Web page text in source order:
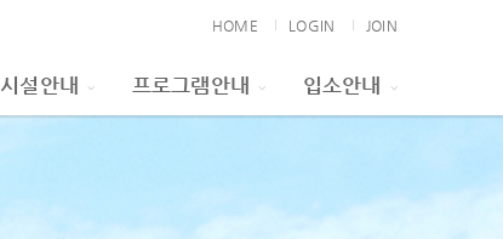
HOME LOGIN JOIN
시설안내 프로그램안내 입소안내